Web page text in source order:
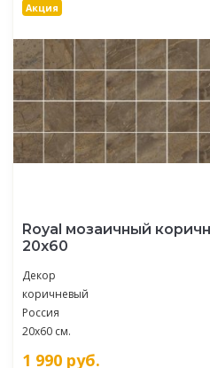
Акция
Royal мозаичный
20х60
Декор
коричневый
Россия
20x60 см.
1 990 руб.